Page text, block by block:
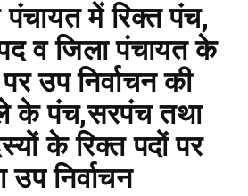
पंचायत में रिक्त पंच,
व जिला पंचायत के
उप निर्वाचन की
के पंच,सरपंच तथा
के रिक्त पदों पर
उप निर्वाचन